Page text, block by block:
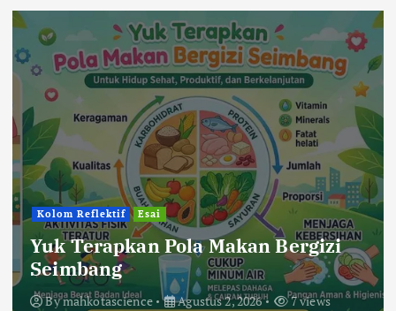
Kolom Reflektif Esai
Yuk Terapkan Pola Makan Bergizi
Seimbang
Bymahkotascience Agustus 2, 2026 7 views